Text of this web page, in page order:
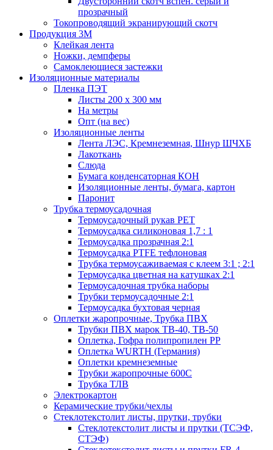
прозрачный
Токопроводящий экранирующий скотч
Продукция 3M
Клейкая лента
Ножки, демпферы
Самоклеющиеся застежки
Изоляционные материалы
Пленка ПЭТ
Листы 200 х 300 мм
На метры
Опт (на вес)
Изоляционные ленты
Лента ЛЭС, Кремнеземная, Шнур ШЧХБ
Лакоткань
Слюда
Бумага конденсаторная КОН
Изоляционные ленты, бумага, картон
Паронит
Трубка термоусадочная
Термоусадочный рукав PET
Термоусадка силиконовая 1,7 : 1
Термоусадка прозрачная 2:1
Термоусадка PTFE тефлоновая
Трубка термоусаживаемая с клеем 3:1 ; 2:1
Термоусадка цветная на катушках 2:1
Термоусадочная трубка наборы
Трубки термоусадочные 2:1
Термоусадка бухтовая черная
Оплетки жаропрочные, Трубка ПВХ
Трубки ПВХ марок ТВ-40, ТВ-50
Оплетка, Гофра полипропилен PP
Оплетка WURTH (Германия)
Оплетки кремнеземные
Трубки жаропрочные 600С
Трубка ТЛВ
Электрокартон
Керамические трубки/чехлы
Cтеклотекстолит листы, прутки, трубки
Стеклотекстолит листы и прутки (ТСЭФ,
СТЭФ)